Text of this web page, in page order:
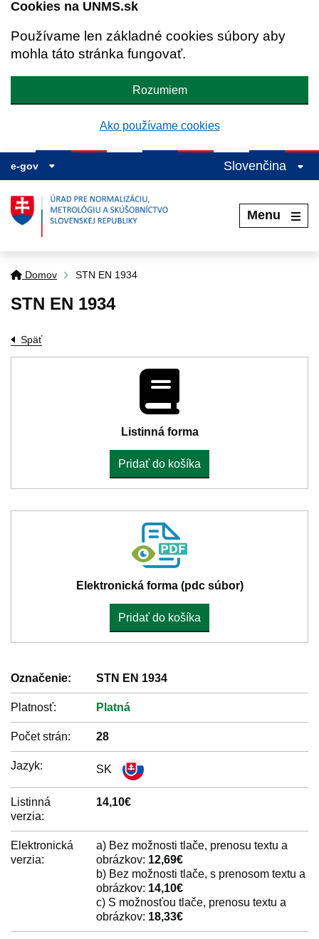
Cookies na UNMS.sk
Používame len základné cookies súbory aby
mohla táto stránka fungovať.
Rozumiem
Ako používame cookies
e-gov Slovenčina
Menu
Domov STN EN 1934
STN EN 1934
Späť
Listinná forma
Pridať do košíka
Elektronická forma (pdc súbor)
Pridať do košíka
Označenie: STN EN 1934
Platnosť: Platná
Počet strán: 28
Jazyk: SK
Listinná
verzia:
14,10€
Elektronická
verzia:
a) Bez možnosti tlače, prenosu textu a
obrázkov: 12,69€
b) Bez možnosti tlače, s prenosom textu a
obrázkov: 14,10€
c) S možnosťou tlače, prenosu textu a
obrázkov: 18,33€